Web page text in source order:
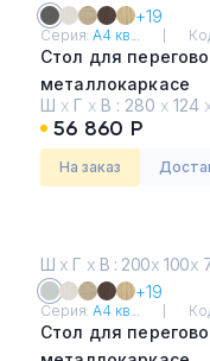
+19
Серия:А4 кв...
Стол для
металлокаркасе
Антрацит премиум
Ш х Г х В : 280 х 124
56 860 Р
На заказ
Ш х Г х В : 200х 100х
+19
Серия:А4 кв...
Стол для